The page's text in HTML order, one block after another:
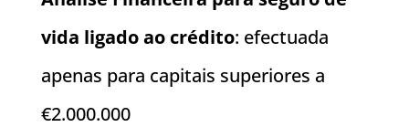
vida ligado ao crédito: efectuada
apenas para capitais superiores a
€2.000.000